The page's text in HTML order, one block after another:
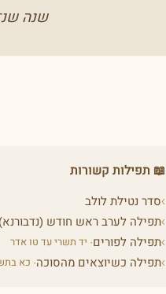
שנה
📖 תפילות קשורות
›סדר נטילת לולב
›תפילה לערב ראש חודש (נדבורנא)
›תפילה לפורים· יד תשרי עד טו אדר
›תפילה כשיוצאים מהסוכה· כא